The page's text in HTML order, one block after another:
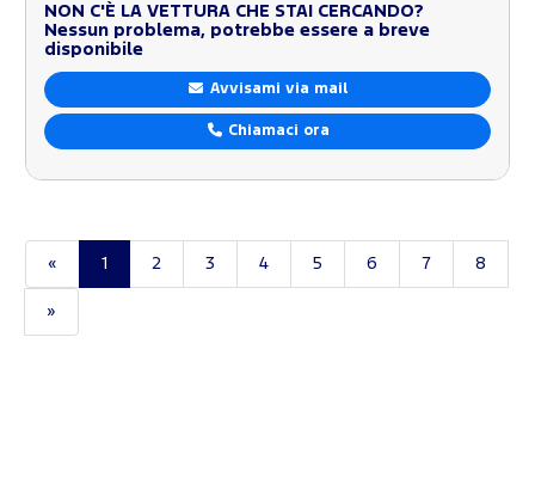
NON C'È LA VETTURA CHE STAI CERCANDO?
Nessun problema, potrebbe essere a breve
disponibile
Avvisami via mail
Chiamaci ora
« 1 2 3 4 5 6 7 8
»